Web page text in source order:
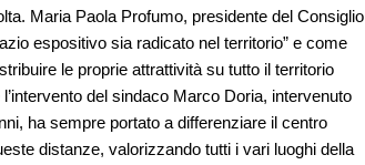
Maria Paola Profumo, presidente del Consiglio
espositivo sia radicato nel territorio” e come
le proprie attrattività su tutto il territorio
del sindaco Marco Doria, intervenuto
ha sempre portato a differenziare il centro
distanze, valorizzando tutti i vari luoghi della